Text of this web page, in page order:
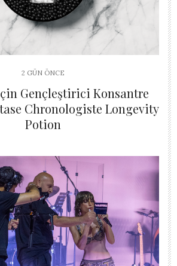
2 GÜN ÖNCE
Gençleştirici Konsantre
Chronologiste Longevity
Potion